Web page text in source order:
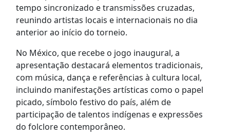
tempo sincronizado e transmissões cruzadas,
reunindo artistas locais e internacionais no dia
anterior ao início do torneio.
No México, que recebe o jogo inaugural, a
apresentação destacará elementos tradicionais,
com música, dança e referências à cultura local,
incluindo manifestações artísticas como o papel
picado, símbolo festivo do país, além de
participação de talentos indígenas e expressões
do folclore contemporâneo.